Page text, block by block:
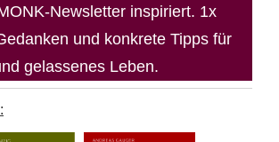
Newsletter inspiriert. 1x
und konkrete Tipps für
gelassenes Leben.